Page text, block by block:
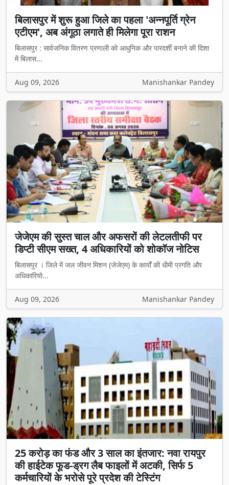
बिलासपुर में शुरू हुआ जिले का पहला 'अन्नपूर्ति ग्रेन
एटीएम', अब अंगूठा लगाते ही मिलेगा पूरा राशन
बिलासपुर : सार्वजनिक वितरण प्रणाली को आधुनिक और पारदर्शी बनाने की दिशा
में बिलास...
Aug 09, 2026 Manishankar Pandey
जेजेएम की सुस्त चाल और अफसरों की लेटलतीफी पर
डिप्टी सीएम सख्त, 4 अधिकारियों को शोकॉज नोटिस
बिलासपुर । जिले में जल जीवन मिशन (जेजेएम) के कार्यों की धीमी प्रगति और
अधिकारियो...
Aug 09, 2026 Manishankar Pandey
25 करोड़ का फंड और 3 साल का इंतजार: नवा रायपुर
की हाईटेक फूड-ड्रग लैब फाइलों में अटकी, सिर्फ 5
कर्मचारियों के भरोसे पूरे प्रदेश की टेस्टिंग